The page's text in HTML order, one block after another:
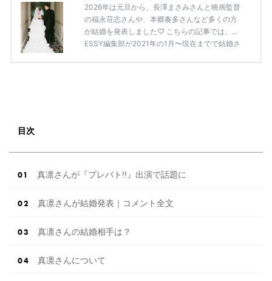
2026年は元旦から、長澤まさみさんと映画監督
の福永荘志さんや、本郷奏多さんなど多くの方
が結婚を発表しました♡ こちらの記事では、DR
ESSY編集部が2021年の1月〜現在までで結婚さ
目次
真凛さんが『プレバト!!』出演で話題に
真凛さんが結婚発表｜コメント全文
真凛さんの結婚相手は？
真凛さんについて